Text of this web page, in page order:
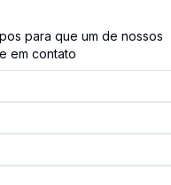
para que um de nossos
em contato